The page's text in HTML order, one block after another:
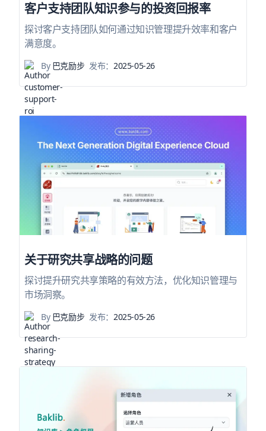
客户支持团队知识参与的投资回报率
探讨客户支持团队如何通过知识管理提升效率和客户
满意度。
By巴克励步 发布：2025-05-26
关于研究共享战略的问题
探讨提升研究共享策略的有效方法，优化知识管理与
市场洞察。
By巴克励步 发布：2025-05-26